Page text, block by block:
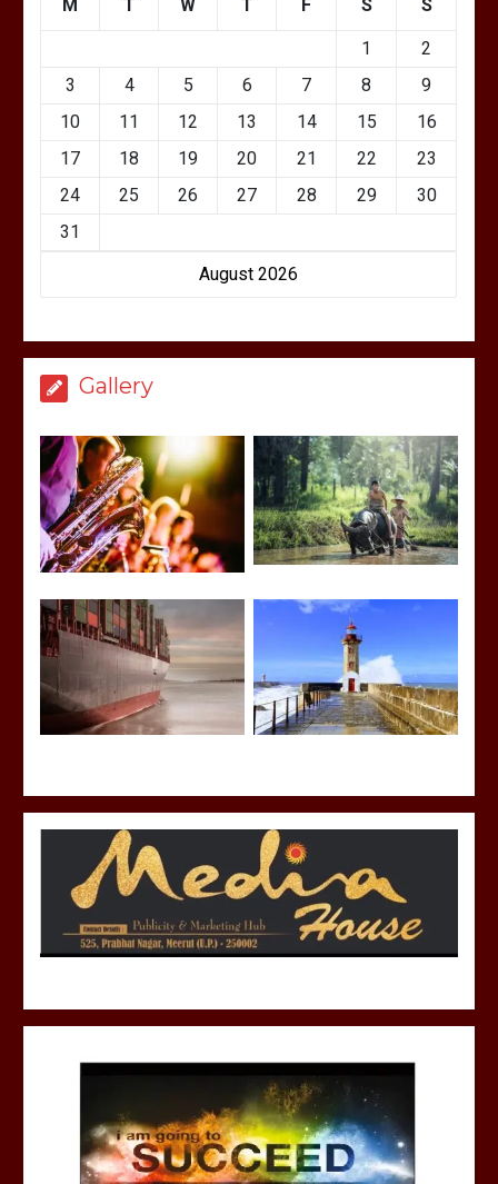
August 2026
M T W T F S S
1
2
3
4 5 6 7 8
9
10
11 12 13 14 15
16
17
18 19 20 21 22
23
24
25 26 27 28 29
30
31
Gallery